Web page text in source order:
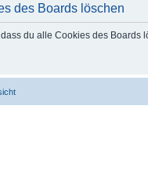
des Boards löschen
du alle Cookies des Boards